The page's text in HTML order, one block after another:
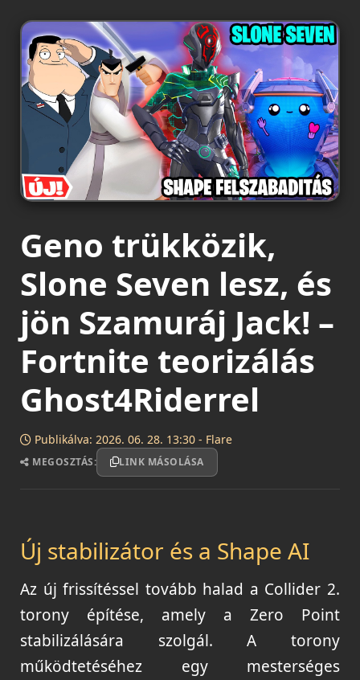
Geno trükközik,
Slone Seven lesz, és
jön Szamuráj Jack! –
Fortnite teorizálás
Ghost4Riderrel
Publikálva: 2026. 06. 28. 13:30 - Flare
MEGOSZTÁS: LINK MÁSOLÁSA
Új stabilizátor és a Shape AI
Az új frissítéssel tovább halad a Collider 2.
torony építése, amely a Zero Point
stabilizálására szolgál. A torony
működtetéséhez egy mesterséges